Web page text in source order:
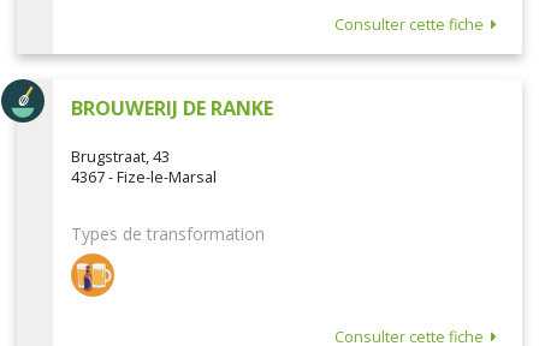
Consulter cette fiche
BROUWERIJ DE RANKE
Brugstraat, 43
4367 - Fize-le-Marsal
Types de transformation
Consulter cette fiche